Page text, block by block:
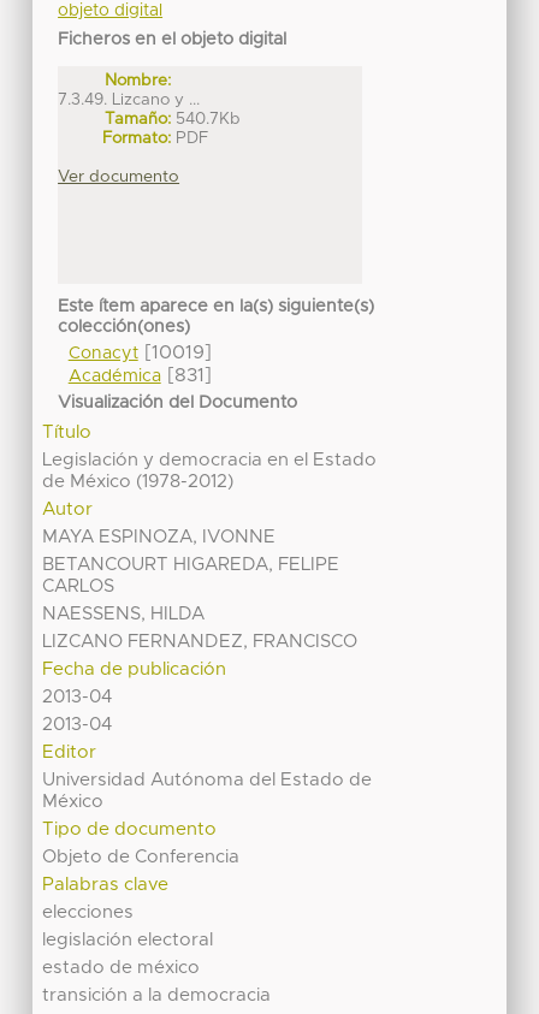
objeto digital
Ficheros en el objeto digital
Nombre:
7.3.49. Lizcano y ...
Tamaño: 540.7Kb
Formato: PDF
Ver documento
Este ítem aparece en la(s) siguiente(s)
colección(ones)
Conacyt[10019]
Académica[831]
Visualización del Documento
Título
Legislación y democracia en el Estado
de México (1978-2012)
Autor
MAYA ESPINOZA, IVONNE
BETANCOURT HIGAREDA, FELIPE
CARLOS
NAESSENS, HILDA
LIZCANO FERNANDEZ, FRANCISCO
Fecha de publicación
2013-04
2013-04
Editor
Universidad Autónoma del Estado de
México
Tipo de documento
Objeto de Conferencia
Palabras clave
elecciones
legislación electoral
estado de méxico
transición a la democracia